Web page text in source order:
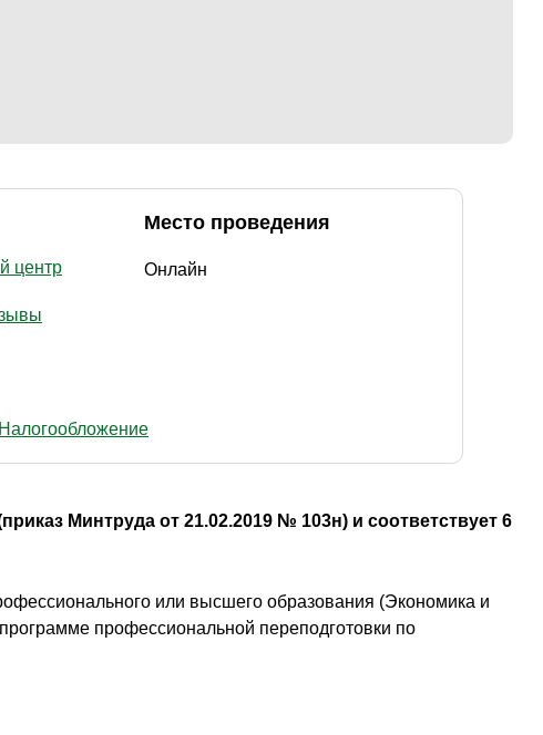
центр
Место проведения
Онлайн
Налогообложение
Минтруда от 21.02.2019 № 103н) и соответствует 6
или высшего образования (Экономика и
профессиональной переподготовки по